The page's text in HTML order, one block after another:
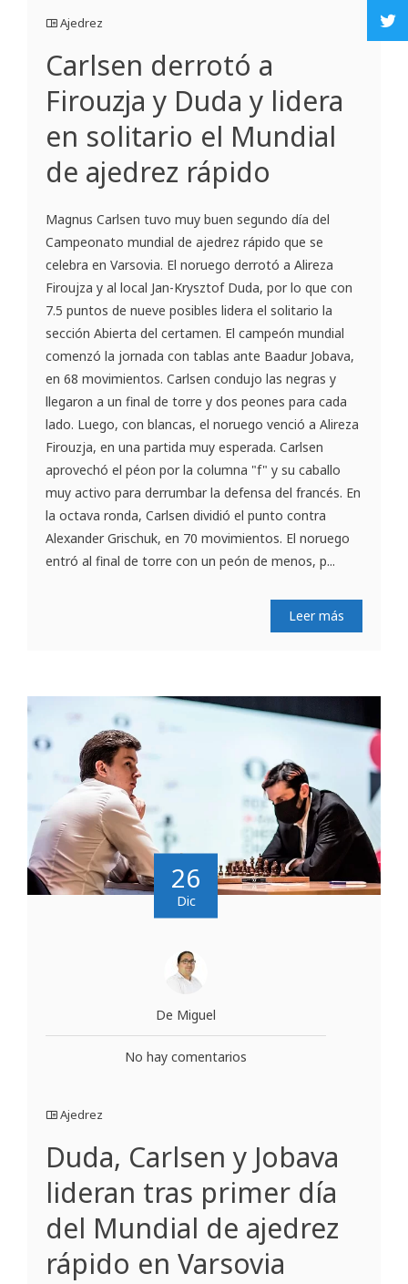
Ajedrez
Carlsen derrotó a
Firouzja y Duda y lidera
en solitario el Mundial
de ajedrez rápido
Magnus Carlsen tuvo muy buen segundo día del
Campeonato mundial de ajedrez rápido que se
celebra en Varsovia. El noruego derrotó a Alireza
Firoujza y al local Jan-Krysztof Duda, por lo que con
7.5 puntos de nueve posibles lidera el solitario la
sección Abierta del certamen. El campeón mundial
comenzó la jornada con tablas ante Baadur Jobava,
en 68 movimientos. Carlsen condujo las negras y
llegaron a un final de torre y dos peones para cada
lado. Luego, con blancas, el noruego venció a Alireza
Firouzja, en una partida muy esperada. Carlsen
aprovechó el péon por la columna "f" y su caballo
muy activo para derrumbar la defensa del francés. En
la octava ronda, Carlsen dividió el punto contra
Alexander Grischuk, en 70 movimientos. El noruego
entró al final de torre con un peón de menos, p...
Leer más
26
Dic
De Miguel
No hay comentarios
Ajedrez
Duda, Carlsen y Jobava
lideran tras primer día
del Mundial de ajedrez
rápido en Varsovia